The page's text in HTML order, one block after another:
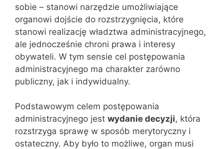
sobie – stanowi narzędzie umożliwiające
organowi dojście do rozstrzygnięcia, które
stanowi realizację władztwa administracyjnego,
ale jednocześnie chroni prawa i interesy
obywateli. W tym sensie cel postępowania
administracyjnego ma charakter zarówno
publiczny, jak i indywidualny.
Podstawowym celem postępowania
administracyjnego jest wydanie decyzji, która
rozstrzyga sprawę w sposób merytoryczny i
ostateczny. Aby było to możliwe, organ musi